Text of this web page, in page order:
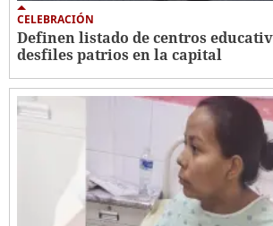
CELEBRACIÓN
Definen listado de centros
desfiles patrios en la capital